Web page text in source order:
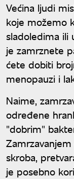
Većina ljudi
koje možemo
sladoledima ili
je zamrznete
ćete dobiti
menopauzi i
Naime,
određene
"dobrim"
skroba,
je posebno